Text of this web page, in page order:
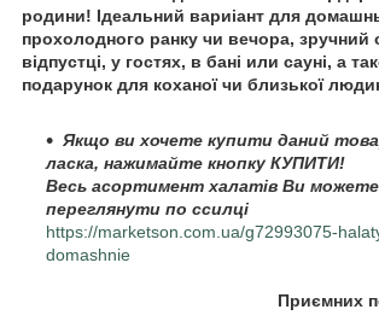
родини! Ідеальний вариіант для
прохолодного ранку чи вечора, зручний
відпустці, у гостях, в бані или сауні, а
подарунок для коханої чи близької
Якщо ви хочете купити даний
ласка, нажимайте кнопку КУПИТИ!
Весь асортимент халатів Ви можете
переглянути по ссилці
https://marketson.com.ua/g72993075-
domashnie
Приємних